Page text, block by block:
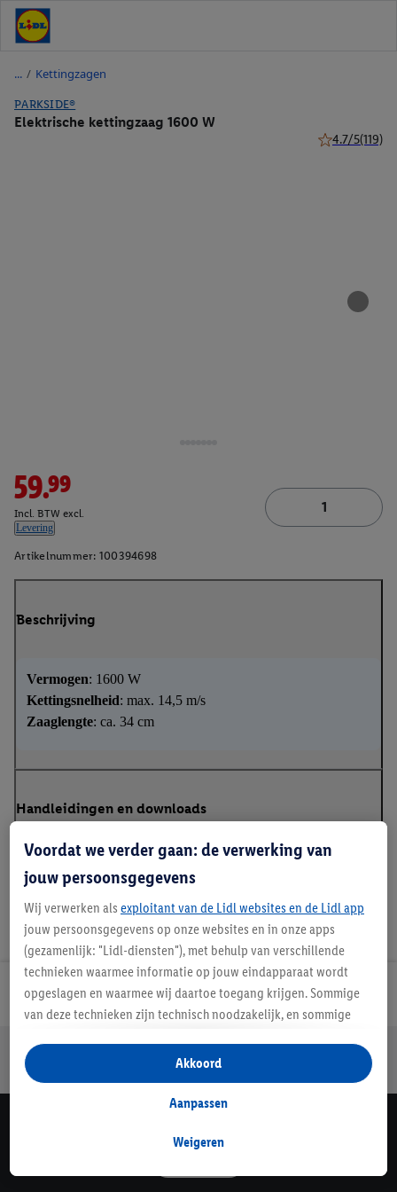
/ Kettingzagen
PARKSIDE®
Elektrische kettingzaag 1600 W
4.7/5(119)
59.99
Incl. BTW excl.
Levering
Artikelnummer: 100394698
Beschrijving
Vermogen: 1600 W
Kettingsnelheid: max. 14,5 m/s
Zaaglengte: ca. 34 cm
Handleidingen en downloads
Lidl Nieuwsbrief
Jouw voordelen bij ons als Lidl webshop klant
Gratis retourneren Veilig winkelen 30 dagen bedenktijd
Lidl Nieuwsbrief
Voordat we verder gaan: de verwerking van
jouw persoonsgegevens
Wij verwerken als exploitant van de Lidl websites en de Lidl app
jouw persoonsgegevens op onze websites en in onze apps
(gezamenlijk: "Lidl-diensten"), met behulp van verschillende
technieken waarmee informatie op jouw eindapparaat wordt
opgeslagen en waarmee wij daartoe toegang krijgen. Sommige
van deze technieken zijn technisch noodzakelijk, en sommige
opslaan van voorkeursinstellingen, het verzamelen en
analyseren van statistieken of voor het tonen van
gepersonaliseerde reclame binnen en buiten de Lidl-diensten.
gegevens over jouw aankoopgedrag in de winkel ook voor de
Weigeren
Aanpassen
Akkoord